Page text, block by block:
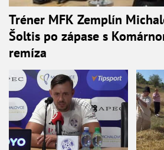
Tréner MFK Zemplín
Šoltis po zápase s
remíza